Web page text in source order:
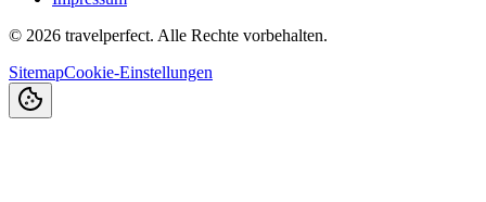
© 2026 travelperfect. Alle Rechte vorbehalten.
SitemapCookie-Einstellungen